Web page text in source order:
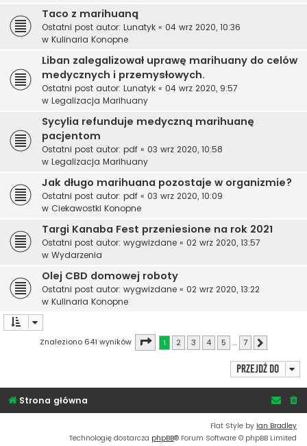
Taco z marihuaną
Ostatni post autor: Lunatyk « 04 wrz 2020, 10:36
w Kulinaria Konopne
Liban zalegalizował uprawę marihuany do celów
medycznych i przemysłowych.
Ostatni post autor: Lunatyk « 04 wrz 2020, 9:57
w Legalizacja Marihuany
Sycylia refunduje medyczną marihuanę
pacjentom
Ostatni post autor: pdf « 03 wrz 2020, 10:58
w Legalizacja Marihuany
Jak długo marihuana pozostaje w organizmie?
Ostatni post autor: pdf « 03 wrz 2020, 10:09
w Ciekawostki Konopne
Targi Kanaba Fest przeniesione na rok 2021
Ostatni post autor: wygwizdane « 02 wrz 2020, 13:57
w Wydarzenia
Olej CBD domowej roboty
Ostatni post autor: wygwizdane « 02 wrz 2020, 13:22
w Kulinaria Konopne
Znaleziono 641 wyników Strona1 7
1 2 3 4 5 … 7
Przejdź do
Strona główna
Flat Style by Ian Bradley
Technologię dostarcza phpBB® Forum Software © phpBB Limited